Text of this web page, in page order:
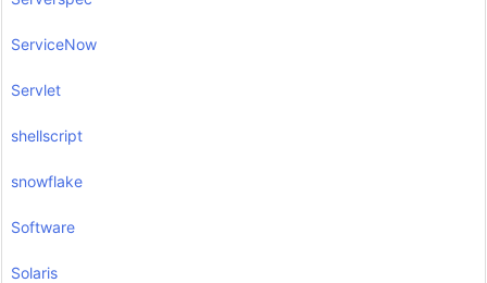
ServiceNow
Servlet
shellscript
snowflake
Software
Solaris